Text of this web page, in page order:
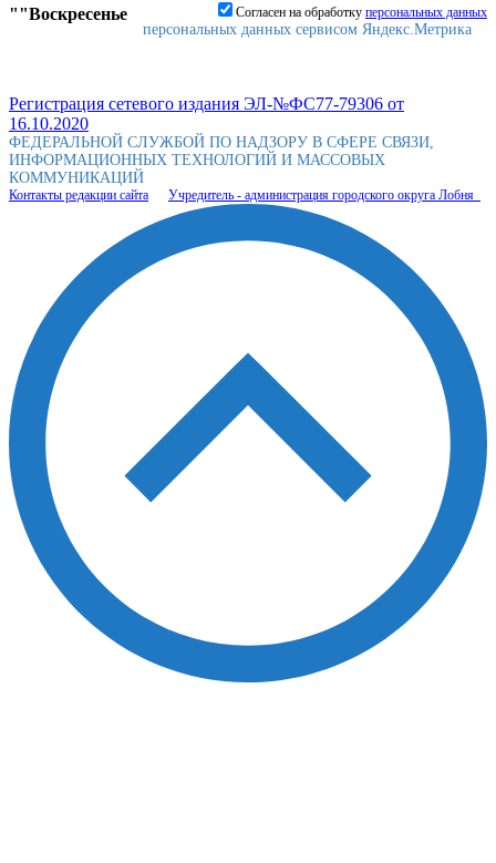
""Воскресенье Согласен на обработку персональныx данных
персональных данных сервисом Яндекс.Метрика
Регистрация сетевого издания ЭЛ-№ФС77-79306 от
16.10.2020
ФЕДЕРАЛЬНОЙ СЛУЖБОЙ ПО НАДЗОРУ В СФЕРЕ СВЯЗИ,
ИНФОРМАЦИОННЫХ ТЕХНОЛОГИЙ И МАССОВЫХ
КОММУНИКАЦИЙ
Контакты редакции сайта Учредитель - администрация городского округа Лобня